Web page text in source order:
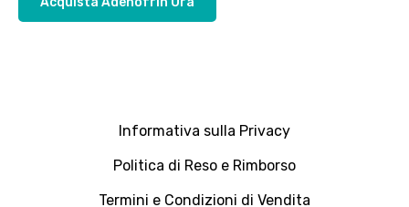
Informativa sulla Privacy
Politica di Reso e Rimborso
Termini e Condizioni di Vendita